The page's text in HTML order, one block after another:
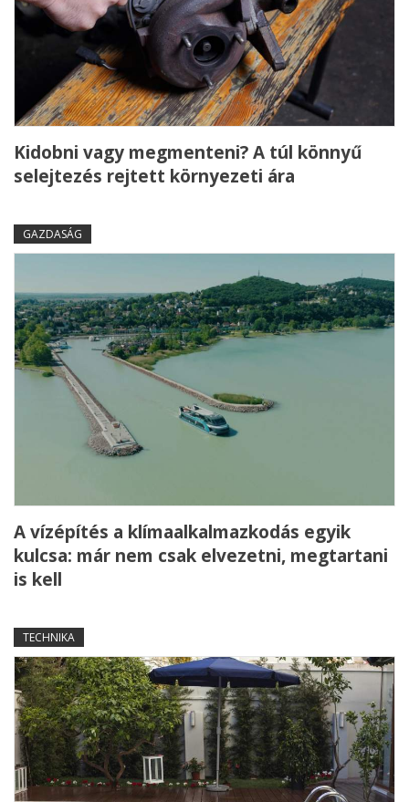
Kidobni vagy megmenteni? A túl könnyű
selejtezés rejtett környezeti ára
GAZDASÁG
A vízépítés a klímaalkalmazkodás egyik
kulcsa: már nem csak elvezetni, megtartani
is kell
TECHNIKA